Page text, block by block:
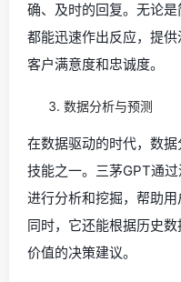
确、及时的回复。无论
都能迅速作出反应，提
客户满意度和忠诚度。
数据分析与预测
在数据驱动的时代，数
技能之一。三茅GPT通
进行分析和挖掘，帮助用
同时，它还能根据历史
价值的决策建议。